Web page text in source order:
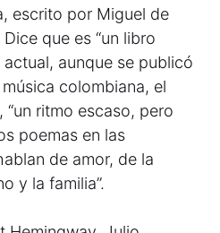
escrito por Miguel de
que es “un libro
aunque se publicó
colombiana, el
ritmo escaso, pero
poemas en las
de amor, de la
y la familia”.